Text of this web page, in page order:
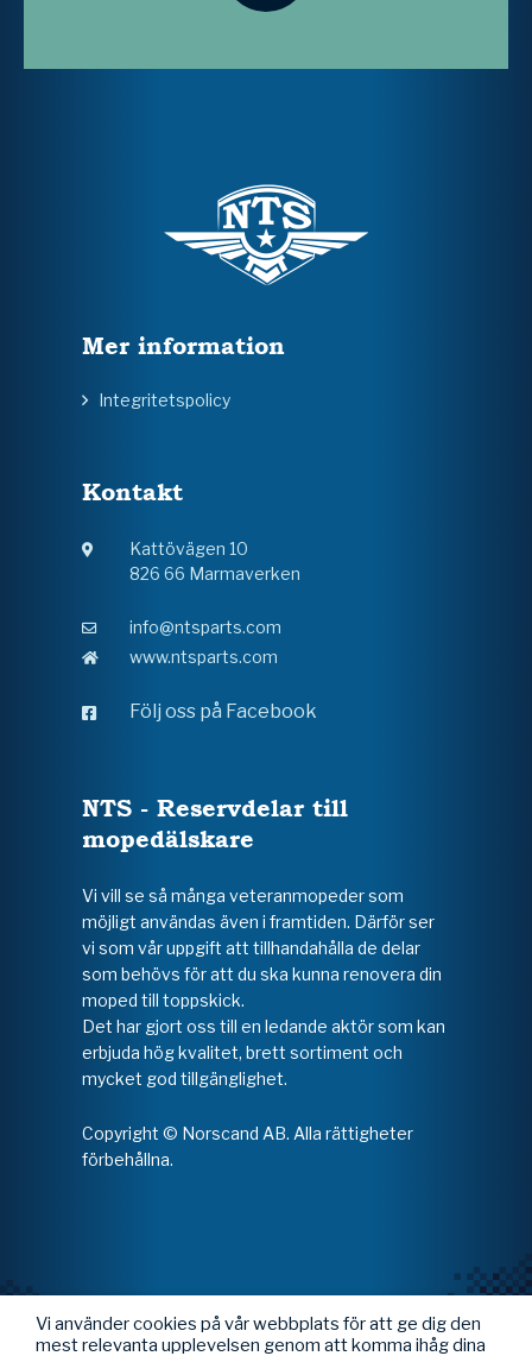
Mer information
Integritetspolicy
Kontakt
Kattövägen 10
826 66 Marmaverken
info@ntsparts.com
www.ntsparts.com
Följ oss på Facebook
NTS - Reservdelar till
mopedälskare
Vi vill se så många veteranmopeder som
möjligt användas även i framtiden. Därför ser
vi som vår uppgift att tillhandahålla de delar
som behövs för att du ska kunna renovera din
moped till toppskick.
Det har gjort oss till en ledande aktör som kan
erbjuda hög kvalitet, brett sortiment och
mycket god tillgänglighet.
Copyright © Norscand AB. Alla rättigheter
förbehållna.
Vi använder cookies på vår webbplats för att ge dig den
mest relevanta upplevelsen genom att komma ihåg dina